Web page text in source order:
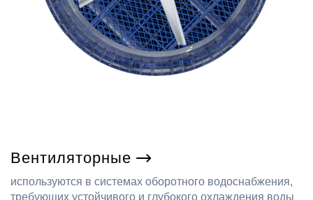
Вентиляторные
используются в системах оборотного водоснабжения,
требующих устойчивого и глубокого охлаждения воды